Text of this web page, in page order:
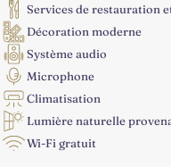
Services de restauration
Décoration moderne
Système audio
Microphone
Climatisation
Lumière naturelle
Wi-Fi gratuit